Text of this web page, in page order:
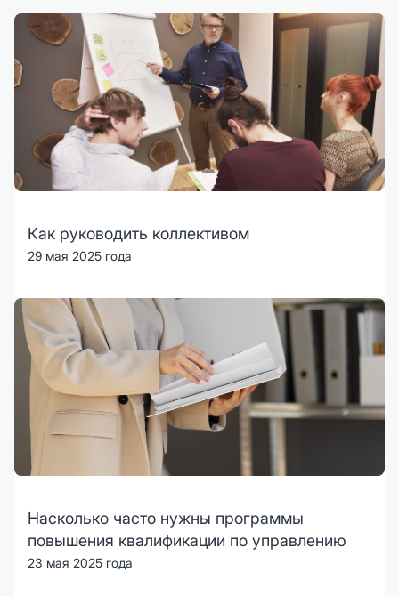
Как руководить коллективом
29 мая 2025 года
Насколько часто нужны программы
повышения квалификации по управлению
23 мая 2025 года